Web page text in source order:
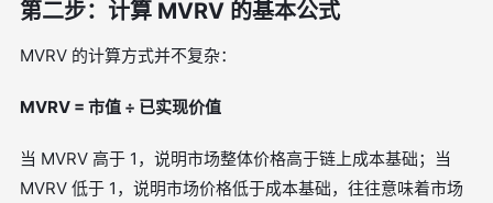
第二步：计算 MVRV 的基本公式
MVRV 的计算方式并不复杂：
MVRV = 市值 ÷ 已实现价值
当 MVRV 高于 1，说明市场整体价格高于链上成本基础；当
MVRV 低于 1，说明市场价格低于成本基础，往往意味着市场